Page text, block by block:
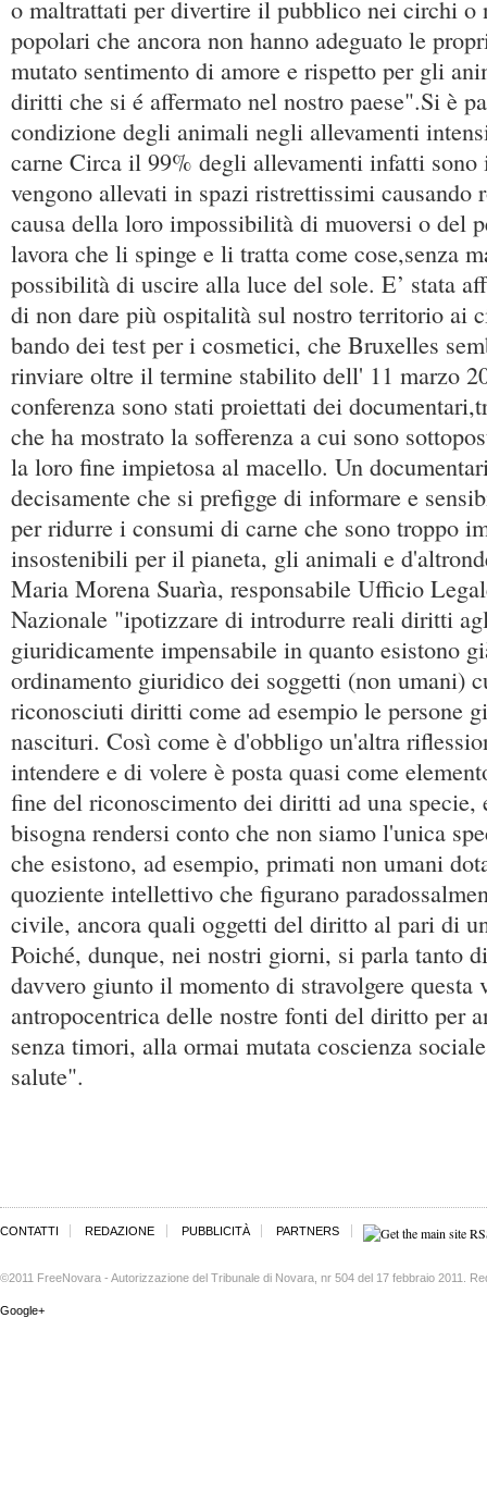
o maltrattati per divertire il pubblico nei circhi o
popolari che ancora non hanno adeguato le
mutato sentimento di amore e rispetto per gli
diritti che si é affermato nel nostro paese".Si è
condizione degli animali negli allevamenti
carne Circa il 99% degli allevamenti infatti
vengono allevati in spazi ristrettissimi causando
causa della loro impossibilità di muoversi o del
lavora che li spinge e li tratta come cose,senza
possibilità di uscire alla luce del sole. E’ stata
di non dare più ospitalità sul nostro territorio ai
bando dei test per i cosmetici, che Bruxelles
rinviare oltre il termine stabilito dell' 11 marzo
conferenza sono stati proiettati dei
che ha mostrato la sofferenza a cui sono
la loro fine impietosa al macello. Un
decisamente che si prefigge di informare e
per ridurre i consumi di carne che sono troppo
insostenibili per il pianeta, gli animali e
Maria Morena Suarìa, responsabile Ufficio
Nazionale "ipotizzare di introdurre reali diritti
giuridicamente impensabile in quanto esistono
ordinamento giuridico dei soggetti (non umani)
riconosciuti diritti come ad esempio le persone
nascituri. Così come è d'obbligo un'altra
intendere e di volere è posta quasi come
fine del riconoscimento dei diritti ad una specie,
bisogna rendersi conto che non siamo l'unica
che esistono, ad esempio, primati non umani
quoziente intellettivo che figurano
civile, ancora quali oggetti del diritto al pari di
Poiché, dunque, nei nostri giorni, si parla tanto
davvero giunto il momento di stravolgere questa
antropocentrica delle nostre fonti del diritto per
senza timori, alla ormai mutata coscienza
salute".
CONTATTI REDAZIONE PUBBLICITÀ PARTNERS
©2011 FreeNovara - Autorizzazione del Tribunale di Novara, nr 504 del 17 febbraio 2011.
Google+